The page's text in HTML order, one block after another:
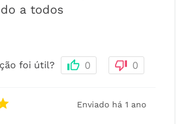
a todos
foi útil? 0 0
Enviado há 1 ano